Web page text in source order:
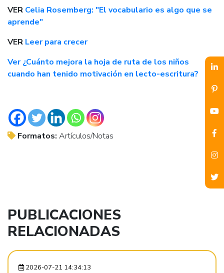
VER Celia Rosemberg: "El vocabulario es algo que se
aprende"
VER Leer para crecer
Ver ¿Cuánto mejora la hoja de ruta de los niños
cuando han tenido motivación en lecto-escritura?
Formatos: Artículos/Notas
PUBLICACIONES
RELACIONADAS
2026-07-21 14:34:13